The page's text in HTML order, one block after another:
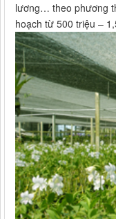
lương… theo phương
hoạch từ 500 triệu –